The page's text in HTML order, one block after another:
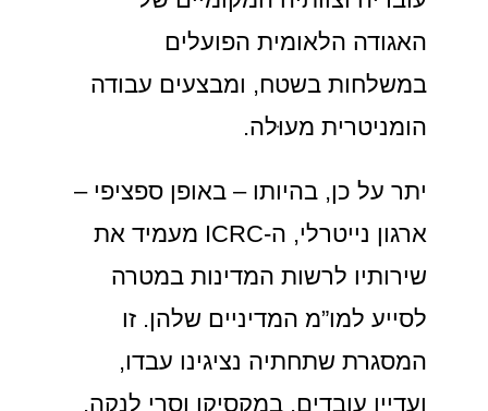
האגודה הלאומית הפועלים
במשלחות בשטח, ומבצעים עבודה
הומניטרית מעוּלה.
יתר על כן, בהיותו – באופן ספציפי –
ארגון נייטרלי, ה-ICRC מעמיד את
שירותיו לרשות המדינות במטרה
לסייע למו”מ המדיניים שלהן. זו
המסגרת שתחתיה נציגינו עבדו,
ועדיין עובדים, במקסיקו וסרי לנקה,